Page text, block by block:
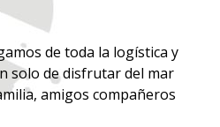
de toda la logística y
solo de disfrutar del mar
amigos compañeros